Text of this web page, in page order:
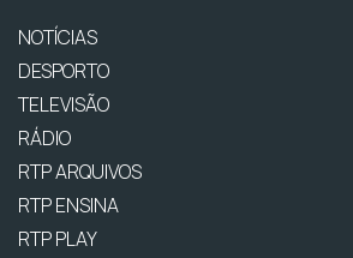
NOTÍCIAS
DESPORTO
TELEVISÃO
RÁDIO
RTP ARQUIVOS
RTP ENSINA
RTP PLAY